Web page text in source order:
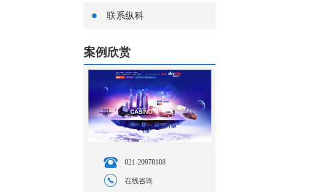
联系纵科
案例欣赏
021-20978108
在线咨询